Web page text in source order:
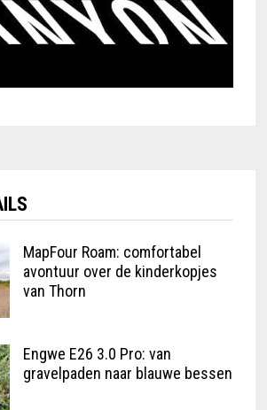
MapFour Roam: comfortabel
avontuur over de kinderkopjes
van Thorn
Engwe E26 3.0 Pro: van
gravelpaden naar blauwe bessen